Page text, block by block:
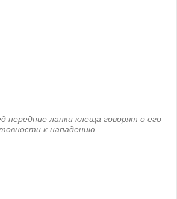
передние лапки клеща говорят о его
к нападению.